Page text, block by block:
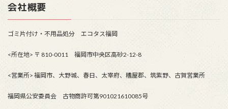
会社概要
ゴミ片付け・不用品処分 エコタス福岡
<所在地> 〒 810-0011 福岡市中央区高砂2-12-8
<営業所> 福岡市、大野城、春日、太宰府、糟屋郡、筑紫野、古賀営業所
福岡県公安委員会 古物商許可第901021610085号